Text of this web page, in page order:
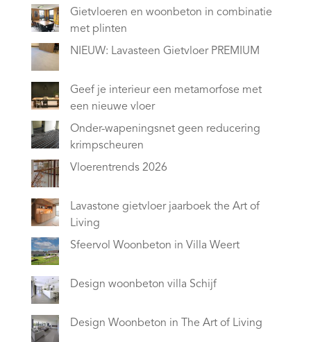
Gietvloeren en woonbeton in combinatie
met plinten
NIEUW: Lavasteen Gietvloer PREMIUM
Geef je interieur een metamorfose met
een nieuwe vloer
Onder-wapeningsnet geen reducering
krimpscheuren
Vloerentrends 2026
Lavastone gietvloer jaarboek the Art of
Living
Sfeervol Woonbeton in Villa Weert
Design woonbeton villa Schijf
Design Woonbeton in The Art of Living